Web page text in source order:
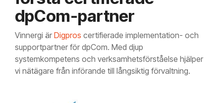
dpCom-partner
Vinnergi är Digpros certifierade implementation- och
supportpartner för dpCom. Med djup
systemkompetens och verksamhetsförståelse hjälper
vi nätägare från införande till långsiktig förvaltning.